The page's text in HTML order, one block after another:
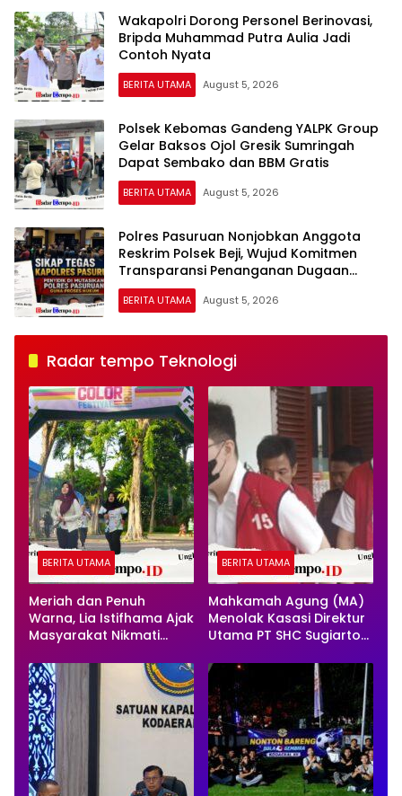
Lima Tersangka, Empat
Beraksi dari Dalam
Lapas
Wakapolri Dorong Personel Berinovasi,
Bripda Muhammad Putra Aulia Jadi
Contoh Nyata
BERITA UTAMA August 5, 2026
Polsek Kebomas Gandeng YALPK Group
Gelar Baksos Ojol Gresik Sumringah
Dapat Sembako dan BBM Gratis
BERITA UTAMA August 5, 2026
Polres Pasuruan Nonjobkan Anggota
Reskrim Polsek Beji, Wujud Komitmen
Transparansi Penanganan Dugaan
Penganiayaan
BERITA UTAMA August 5, 2026
Radar tempo Teknologi
BERITA UTAMA
Meriah dan Penuh
Warna, Lia Istifhama Ajak
Masyarakat Nikmati
BERITA UTAMA
Mahkamah Agung (MA)
Menolak Kasasi Direktur
Utama PT SHC Sugiarto
PT SHC Steven Sinugroho